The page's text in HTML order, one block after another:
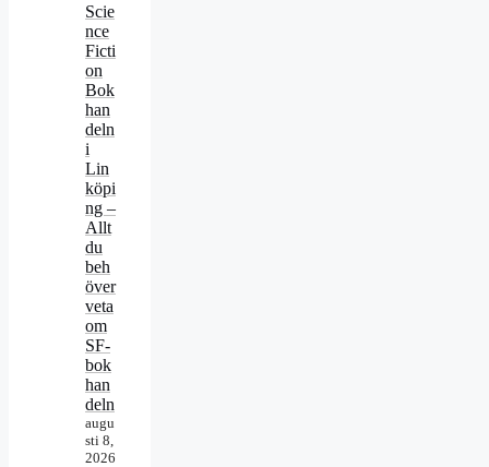
Scie
nce
Ficti
on
Bok
han
deln
i
Lin
köpi
ng –
Allt
du
beh
över
veta
om
SF-
bok
han
deln
augu
sti 8,
2026